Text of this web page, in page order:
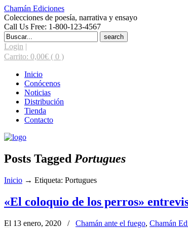
Chamán Ediciones
Colecciones de poesía, narrativa y ensayo
Call Us Free: 1-800-123-4567
Search
for:
Login |
Carrito: 0,00€ ( 0 )
Inicio
Conócenos
Noticias
Distribución
Tienda
Contacto
Posts Tagged Portugues
Inicio → Etiqueta: Portugues
«El coloquio de los perros»
El 13 enero, 2020 / Chamán ante el fuego, Chamán